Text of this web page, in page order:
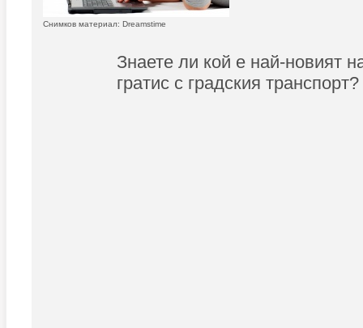
Снимков материал: Dreamstime
Знаете ли кой е най-новият
гратис с градския транспорт?